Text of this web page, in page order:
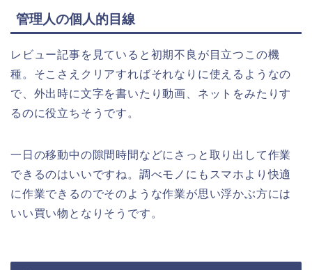
管理人の個人的目線
レビュー記事を見ていると初期不良が目立つこの機
種。そこさえクリアすればそれなりに使えるようなの
で、外出時に文字を書いたり動画、ネットをみたりす
るのに役立ちそうです。
一日の移動中の隙間時間などにさっと取り出して作業
できるのはいいですね。調べモノにもスマホより快適
に作業できるのでそのような作業が思い浮かぶ方には
いい買い物となりそうです。